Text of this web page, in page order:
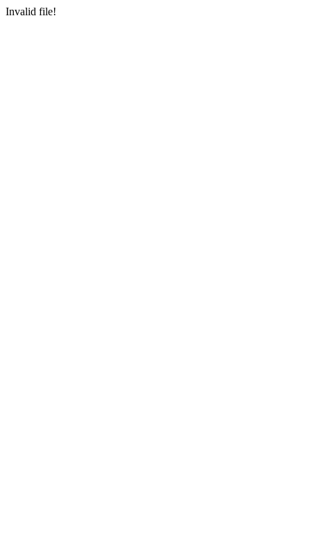
Invalid file!